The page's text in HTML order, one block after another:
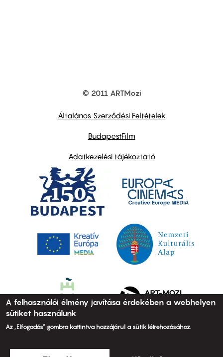
© 2011 ARTMozi
Általános Szerződési Feltételek
BudapestFilm
Adatkezelési tájékoztató
A felhasználói élmény javítása érdekében a webhelyen
sütiket használunk
Az „Elfogadás” gombra kattintva hozzájárul a sütik létrehozásához.